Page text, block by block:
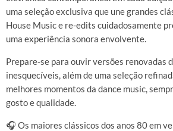
uma seleção exclusiva que une grandes
House Music e re-edits cuidadosamente
uma experiência sonora envolvente.
Prepare-se para ouvir versões renovadas
inesquecíveis, além de uma seleção
melhores momentos da dance music,
gosto e qualidade.
🎧 Os maiores clássicos dos anos 80 em